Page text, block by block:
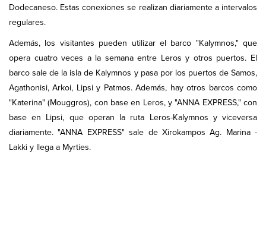
Dodecaneso. Estas conexiones se realizan diariamente a intervalos
regulares.
Además, los visitantes pueden utilizar el barco "Kalymnos," que
opera cuatro veces a la semana entre Leros y otros puertos. El
barco sale de la isla de Kalymnos y pasa por los puertos de Samos,
Agathonisi, Arkoi, Lipsi y Patmos. Además, hay otros barcos como
"Katerina" (Mouggros), con base en Leros, y "ANNA EXPRESS," con
base en Lipsi, que operan la ruta Leros-Kalymnos y viceversa
diariamente. "ANNA EXPRESS" sale de Xirokampos Ag. Marina -
Lakki y llega a Myrties.